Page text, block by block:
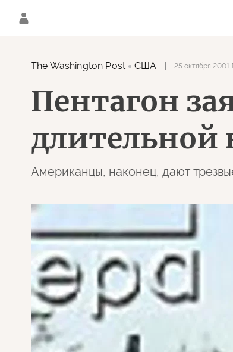
The Washington Post США 25 октября 2001
Пентагон
длительной
Американцы, наконец, дают